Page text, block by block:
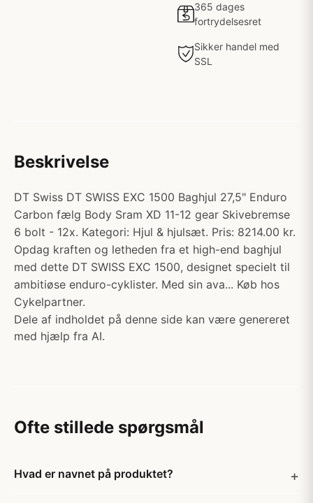
365 dages
fortrydelsesret
Sikker handel med
SSL
Beskrivelse
DT Swiss DT SWISS EXC 1500 Baghjul 27,5" Enduro
Carbon fælg Body Sram XD 11-12 gear Skivebremse
6 bolt - 12x. Kategori: Hjul & hjulsæt. Pris: 8214.00 kr.
Opdag kraften og letheden fra et high-end baghjul
med dette DT SWISS EXC 1500, designet specielt til
ambitiøse enduro-cyklister. Med sin ava... Køb hos
Cykelpartner.
Dele af indholdet på denne side kan være genereret
med hjælp fra AI.
Ofte stillede spørgsmål
Hvad er navnet på produktet?